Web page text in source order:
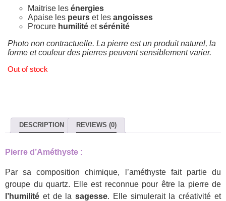
Maitrise les énergies
Apaise les peurs et les angoisses
Procure humilité etsérénité
Photo non contractuelle. La pierre est un produit naturel, la
forme et couleur des pierres peuvent sensiblement varier.
Out of stock
DESCRIPTION REVIEWS (0)
Pierre d’Améthyste :
Par sa composition chimique, l’améthyste fait partie du
groupe du quartz. Elle est reconnue pour être la pierre de
l’humilité et de lasagesse. Elle simulerait la créativité et